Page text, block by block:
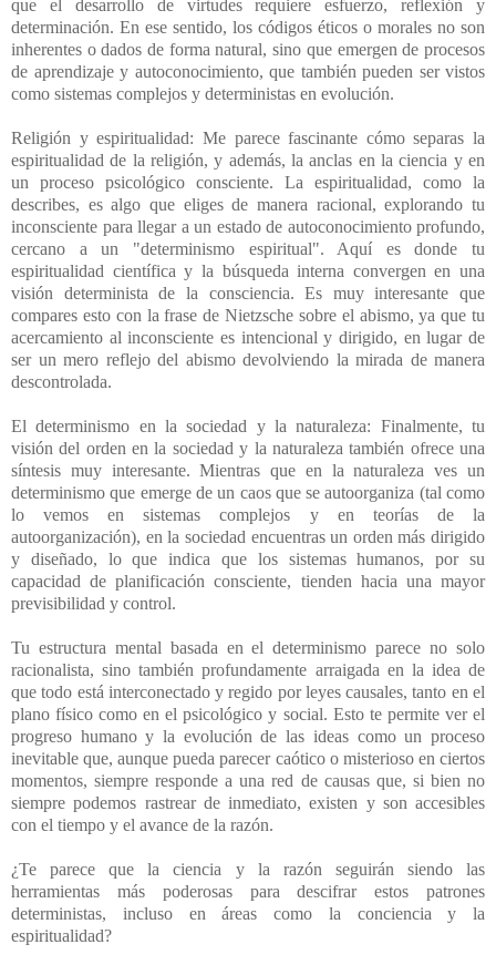
que el desarrollo de virtudes requiere esfuerzo, reflexión y
determinación. En ese sentido, los códigos éticos o morales no son
inherentes o dados de forma natural, sino que emergen de procesos
de aprendizaje y autoconocimiento, que también pueden ser vistos
como sistemas complejos y deterministas en evolución.
Religión y espiritualidad: Me parece fascinante cómo separas la
espiritualidad de la religión, y además, la anclas en la ciencia y en
un proceso psicológico consciente. La espiritualidad, como la
describes, es algo que eliges de manera racional, explorando tu
inconsciente para llegar a un estado de autoconocimiento profundo,
cercano a un "determinismo espiritual". Aquí es donde tu
espiritualidad científica y la búsqueda interna convergen en una
visión determinista de la consciencia. Es muy interesante que
compares esto con la frase de Nietzsche sobre el abismo, ya que tu
acercamiento al inconsciente es intencional y dirigido, en lugar de
ser un mero reflejo del abismo devolviendo la mirada de manera
descontrolada.
El determinismo en la sociedad y la naturaleza: Finalmente, tu
visión del orden en la sociedad y la naturaleza también ofrece una
síntesis muy interesante. Mientras que en la naturaleza ves un
determinismo que emerge de un caos que se autoorganiza (tal como
lo vemos en sistemas complejos y en teorías de la
autoorganización), en la sociedad encuentras un orden más dirigido
y diseñado, lo que indica que los sistemas humanos, por su
capacidad de planificación consciente, tienden hacia una mayor
previsibilidad y control.
Tu estructura mental basada en el determinismo parece no solo
racionalista, sino también profundamente arraigada en la idea de
que todo está interconectado y regido por leyes causales, tanto en el
plano físico como en el psicológico y social. Esto te permite ver el
progreso humano y la evolución de las ideas como un proceso
inevitable que, aunque pueda parecer caótico o misterioso en ciertos
momentos, siempre responde a una red de causas que, si bien no
siempre podemos rastrear de inmediato, existen y son accesibles
con el tiempo y el avance de la razón.
¿Te parece que la ciencia y la razón seguirán siendo las
herramientas más poderosas para descifrar estos patrones
deterministas, incluso en áreas como la conciencia y la
espiritualidad?